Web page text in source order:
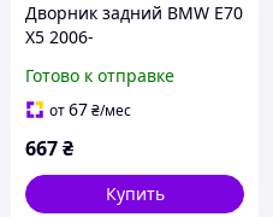
Дворник задний BMW E70
X5 2006-
Готово к отправке
от67₴/мес
667₴
Купить